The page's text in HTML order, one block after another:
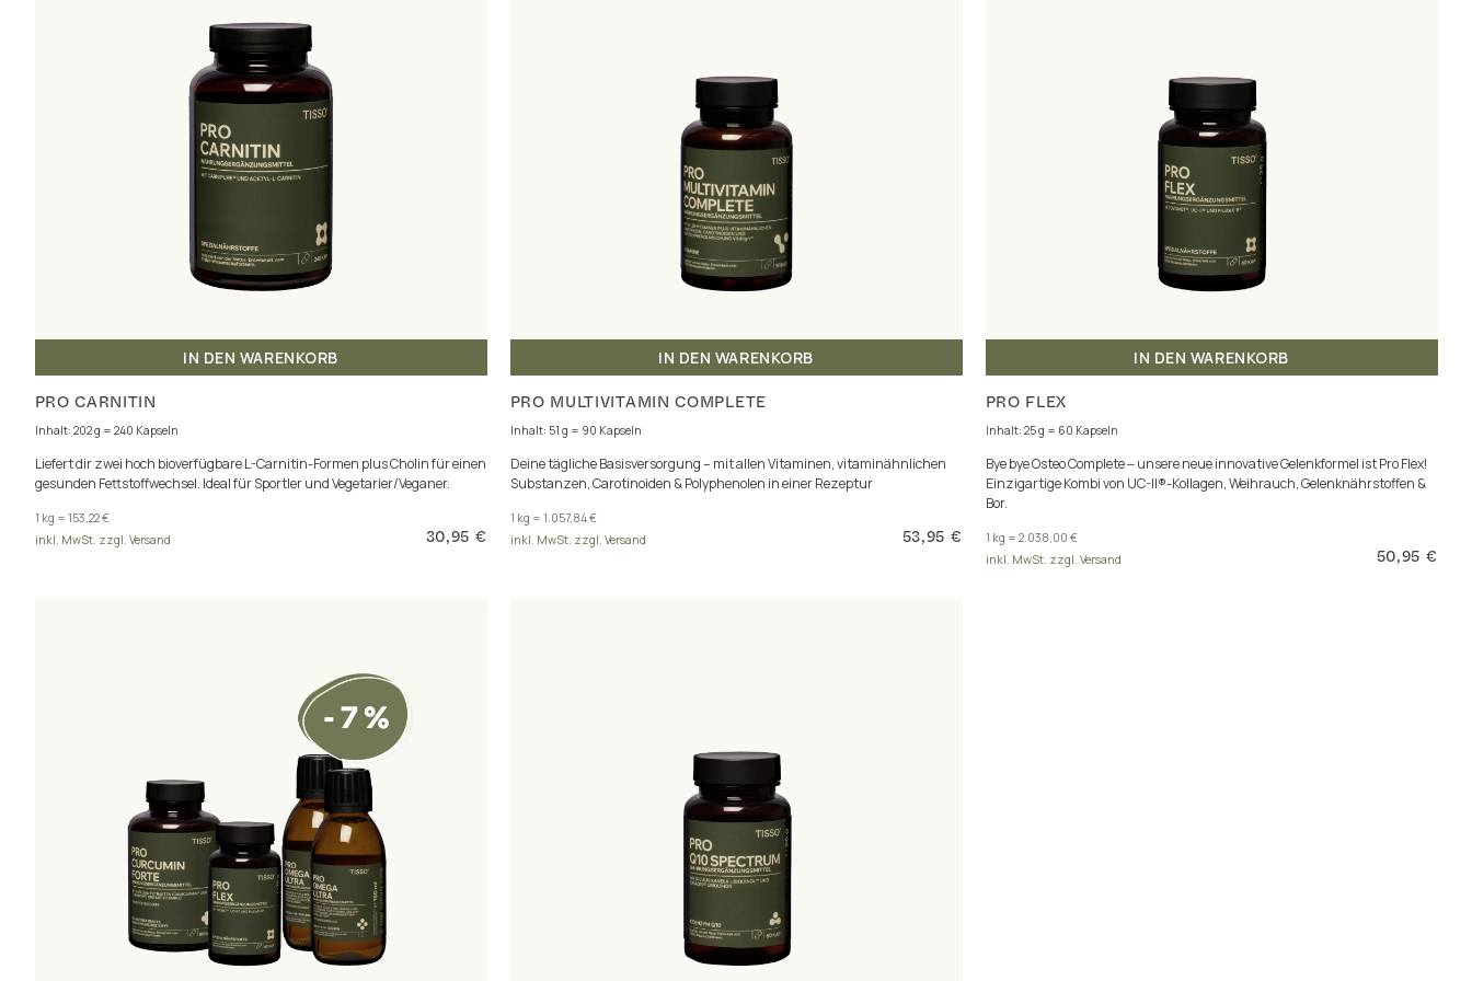
IN DEN WARENKORB
PRO CARNITIN
Inhalt: 202 g = 240 Kapseln
Liefert dir zwei hoch bioverfügbare L-Carnitin-Formen plus Cholin für einen
gesunden Fettstoffwechsel. Ideal für Sportler und Vegetarier/Veganer.
1 kg = 153,22 €
inkl. MwSt. zzgl. Versand
30,95 €
IN DEN WARENKORB
PRO MULTIVITAMIN COMPLETE
Inhalt: 51 g = 90 Kapseln
Deine tägliche Basisversorgung – mit allen Vitaminen, vitaminähnlichen
Substanzen, Carotinoiden & Polyphenolen in einer Rezeptur
1 kg = 1.057,84 €
inkl. MwSt. zzgl. Versand
53,95 €
IN DEN WARENKORB
PRO FLEX
Inhalt: 25 g = 60 Kapseln
Bye bye Osteo Complete ‒ unsere neue innovative Gelenkformel ist Pro Flex!
Einzigartige Kombi von UC-II®-Kollagen, Weihrauch, Gelenknährstoffen &
Bor.
1 kg = 2.038,00 €
inkl. MwSt. zzgl. Versand
50,95 €